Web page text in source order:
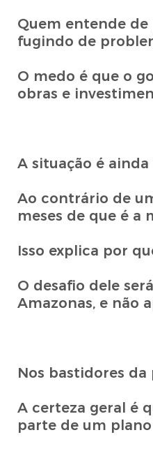
Quem entende de
fugindo de
O medo é que o
obras e
A situação é
Ao contrário de
meses de que é a
Isso explica por
O desafio dele
Amazonas, e não
Nos bastidores
A certeza geral é
parte de um